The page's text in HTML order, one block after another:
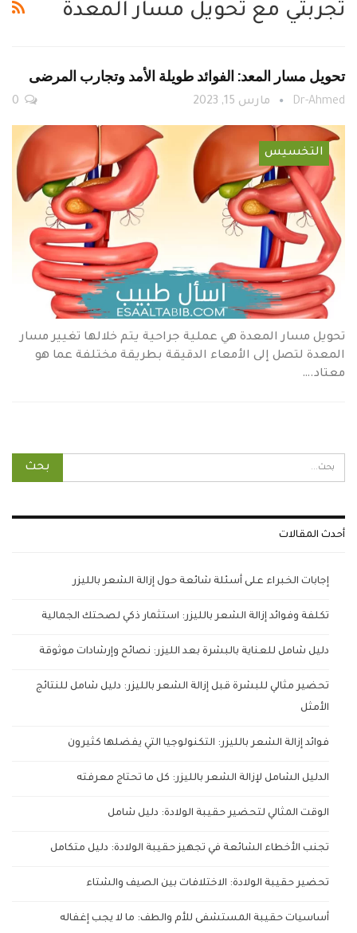
تجربتي مع تحويل مسار المعدة
تحويل مسار المعد: الفوائد طويلة الأمد وتجارب المرضى
Dr-Ahmed مارس 15, 2023
التخسيس
تحويل مسار المعدة هي عملية جراحية يتم خلالها تغيير مسار
المعدة لتصل إلى الأمعاء الدقيقة بطريقة مختلفة عما هو
معتاد.…
أحدث المقالات
إجابات الخبراء على أسئلة شائعة حول إزالة الشعر بالليزر
تكلفة وفوائد إزالة الشعر بالليزر: استثمار ذكي لصحتك الجمالية
دليل شامل للعناية بالبشرة بعد الليزر: نصائح وإرشادات موثوقة
تحضير مثالي للبشرة قبل إزالة الشعر بالليزر: دليل شامل للنتائج
الأمثل
فوائد إزالة الشعر بالليزر: التكنولوجيا التي يفضلها كثيرون
الدليل الشامل لإزالة الشعر بالليزر: كل ما تحتاج معرفته
الوقت المثالي لتحضير حقيبة الولادة: دليل شامل
تجنب الأخطاء الشائعة في تجهيز حقيبة الولادة: دليل متكامل
تحضير حقيبة الولادة: الاختلافات بين الصيف والشتاء
أساسيات حقيبة المستشفى للأم والطف: ما لا يجب إغفاله